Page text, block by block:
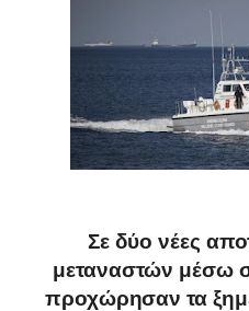
Σε δύο νέες
μεταναστών μέσω
προχώρησαν τα